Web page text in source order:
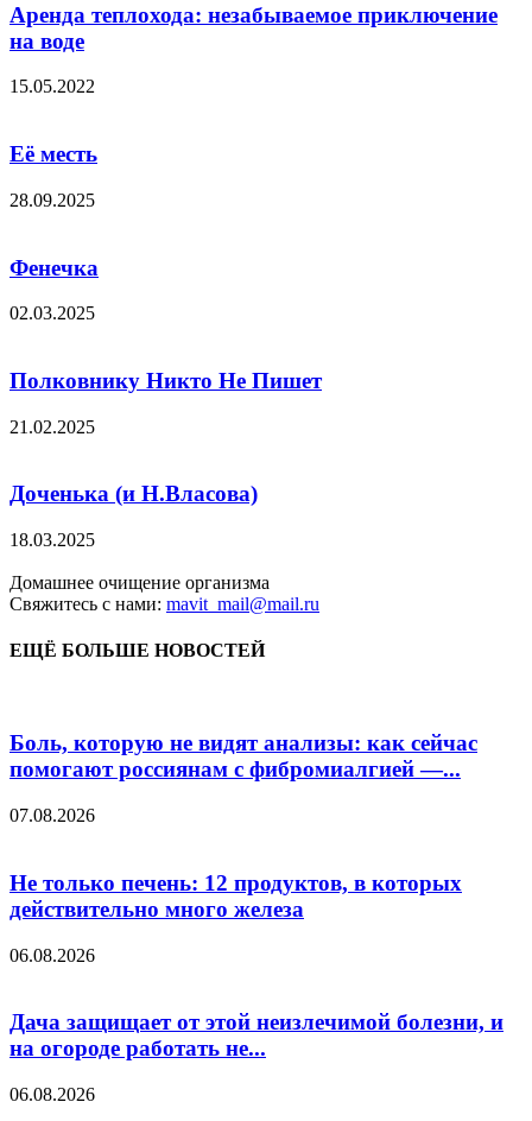
Аренда теплохода: незабываемое приключение
на воде
15.05.2022
Её месть
28.09.2025
Фенечка
02.03.2025
Полковнику Никто Не Пишет
21.02.2025
Доченька (и Н.Власова)
18.03.2025
Домашнее очищение организма
Свяжитесь с нами: mavit_mail@mail.ru
ЕЩЁ БОЛЬШЕ НОВОСТЕЙ
Боль, которую не видят анализы: как сейчас
помогают россиянам с фибромиалгией —...
07.08.2026
Не только печень: 12 продуктов, в которых
действительно много железа
06.08.2026
Дача защищает от этой неизлечимой болезни, и
на огороде работать не...
06.08.2026